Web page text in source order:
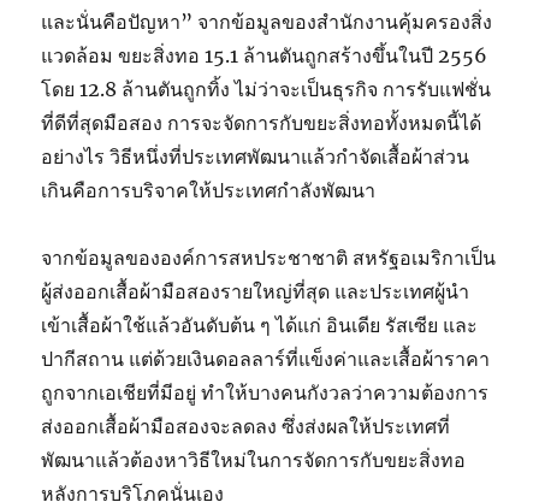
และนั่นคือปัญหา” จากข้อมูลของสำนักงานคุ้มครองสิ่ง
แวดล้อม ขยะสิ่งทอ 15.1 ล้านตันถูกสร้างขึ้นในปี 2556
โดย 12.8 ล้านตันถูกทิ้ง ไม่ว่าจะเป็นธุรกิจ การรับแฟชั่น
ที่ดีที่สุดมือสอง การจะจัดการกับขยะสิ่งทอทั้งหมดนี้ได้
อย่างไร วิธีหนึ่งที่ประเทศพัฒนาแล้วกำจัดเสื้อผ้าส่วน
เกินคือการบริจาคให้ประเทศกำลังพัฒนา
จากข้อมูลขององค์การสหประชาชาติ สหรัฐอเมริกาเป็น
ผู้ส่งออกเสื้อผ้ามือสองรายใหญ่ที่สุด และประเทศผู้นำ
เข้าเสื้อผ้าใช้แล้วอันดับต้น ๆ ได้แก่ อินเดีย รัสเซีย และ
ปากีสถาน แต่ด้วยเงินดอลลาร์ที่แข็งค่าและเสื้อผ้าราคา
ถูกจากเอเชียที่มีอยู่ ทำให้บางคนกังวลว่าความต้องการ
ส่งออกเสื้อผ้ามือสองจะลดลง ซึ่งส่งผลให้ประเทศที่
พัฒนาแล้วต้องหาวิธีใหม่ในการจัดการกับขยะสิ่งทอ
หลังการบริโภคนั่นเอง